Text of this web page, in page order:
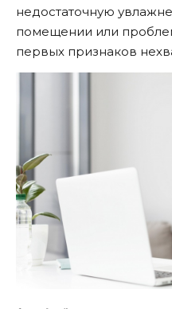
недостаточную
помещении или
первых признаков